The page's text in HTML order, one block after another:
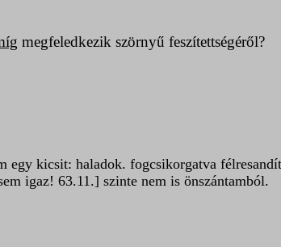
megfeledkezik szörnyű feszítettségéről?
kicsit: haladok. fogcsikorgatva
igaz! 63.11.] szinte nem is önszántamból.